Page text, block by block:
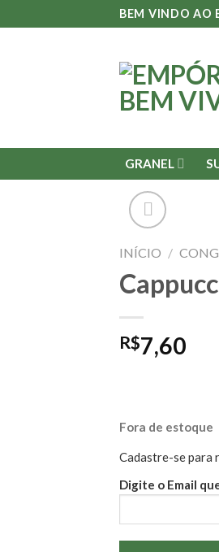
BEM VINDO AO
GRANEL
INÍCIO /
R$7,60
Fora de estoque
Cadastre-se para
Digite o Email